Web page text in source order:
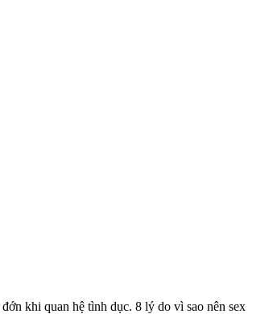
khi quan hệ tình dục. 8 lý do vì sao nên sex